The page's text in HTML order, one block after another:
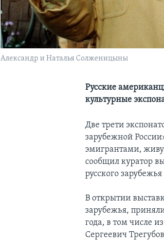
Александр и Наталья Солженицыны
Русские
культурные
Две трети
зарубежной
эмигрантами,
сообщил куратор
русского
В открытии
зарубежья,
года, в том числе
Сергеевич